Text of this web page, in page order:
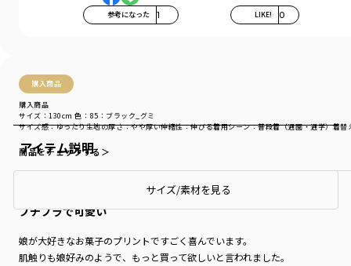
参考になった 1 LIKE! 0
購入商品
購入商品
サイズ感：ゆったり生地の厚さ：やや厚い伸縮性：伸びる着用シーン：普段着（通園・通学）着替
サイズ：130cm 色：85：ブラック_グミ
商品をチェックする＞
プチプラで可愛い
娘が大好きなお菓子のプリントですごく喜んでいます。
肌触りも娘好みのようで、もっと買って欲しいと言われました。
アイテム説明
サイズ/素材を見る